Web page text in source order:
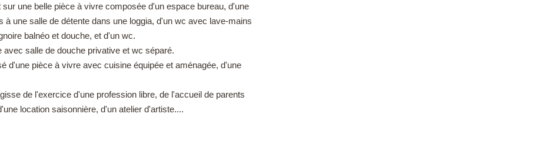
une belle pièce à vivre composée d'un espace bureau, d'une
une salle de détente dans une loggia, d'un wc avec lave-mains
balnéo et douche, et d'un wc.
avec salle de douche privative et wc séparé.
d'une pièce à vivre avec cuisine équipée et aménagée, d'une
de l'exercice d'une profession libre, de l'accueil de parents
location saisonnière, d'un atelier d'artiste....